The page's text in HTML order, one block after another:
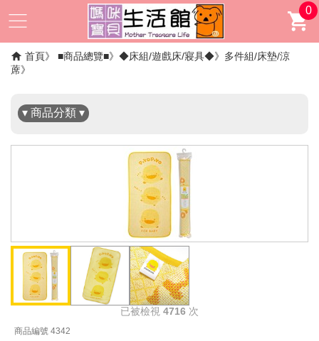
0
首頁 ■商品總覽■ ◆床組/遊戲床/寢具◆
多件組/床墊/涼
蓆
▾ 商品分類 ▾
✖
已被檢視 4716 次
商品編號 4342